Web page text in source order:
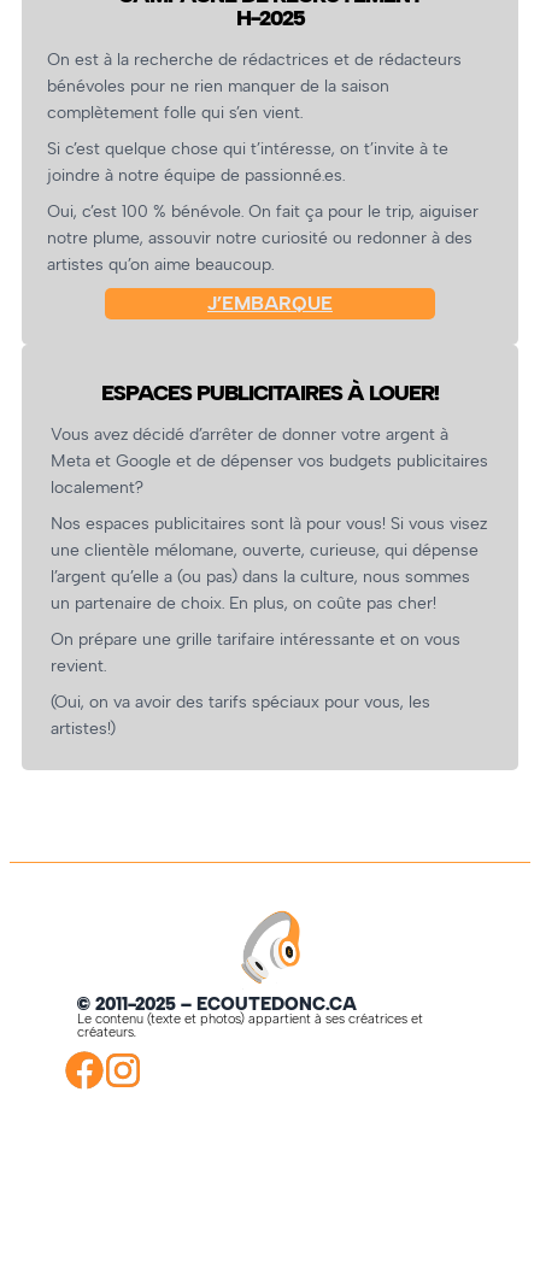
H-2025
On est à la recherche de rédactrices et de rédacteurs
bénévoles pour ne rien manquer de la saison
complètement folle qui s’en vient.
Si c’est quelque chose qui t’intéresse, on t’invite à te
joindre à notre équipe de passionné.es.
Oui, c’est 100 % bénévole. On fait ça pour le trip, aiguiser
notre plume, assouvir notre curiosité ou redonner à des
artistes qu’on aime beaucoup.
J’EMBARQUE
ESPACES PUBLICITAIRES À LOUER!
Vous avez décidé d’arrêter de donner votre argent à
Meta et Google et de dépenser vos budgets publicitaires
localement?
Nos espaces publicitaires sont là pour vous! Si vous visez
une clientèle mélomane, ouverte, curieuse, qui dépense
l’argent qu’elle a (ou pas) dans la culture, nous sommes
un partenaire de choix. En plus, on coûte pas cher!
On prépare une grille tarifaire intéressante et on vous
revient.
(Oui, on va avoir des tarifs spéciaux pour vous, les
artistes!)
© 2011-2025 – ECOUTEDONC.CA
Le contenu (texte et photos) appartient à ses créatrices et
créateurs.